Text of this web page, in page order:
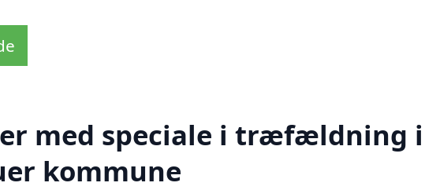
med speciale i træfældning i
kommune